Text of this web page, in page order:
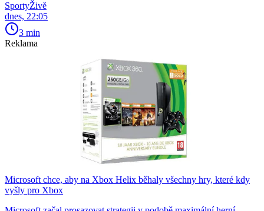
SportyŽivě
dnes, 22:05
3 min
Reklama
Microsoft chce, aby na Xbox Helix běhaly všechny hry, které kdy
vyšly pro Xbox